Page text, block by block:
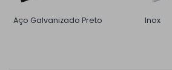
Aço Galvanizado Preto Inox